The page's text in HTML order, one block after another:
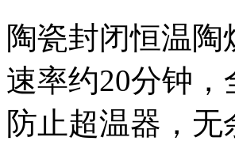
陶瓷封闭恒温
速率约20分钟
防止超温器，